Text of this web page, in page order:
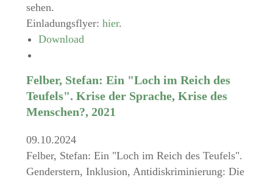
sehen.
Einladungsflyer: hier.
Download
Felber, Stefan: Ein "Loch im Reich des
Teufels". Krise der Sprache, Krise des
Menschen?, 2021
09.10.2024
Felber, Stefan: Ein "Loch im Reich des Teufels".
Genderstern, Inklusion, Antidiskriminierung: Die